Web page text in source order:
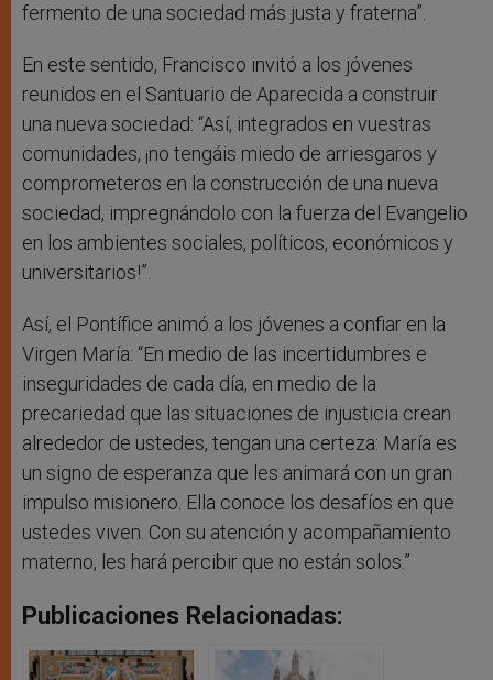
fermento de una sociedad más justa y fraterna”.
En este sentido, Francisco invitó a los jóvenes
reunidos en el Santuario de Aparecida a construir
una nueva sociedad: “Así, integrados en vuestras
comunidades, ¡no tengáis miedo de arriesgaros y
comprometeros en la construcción de una nueva
sociedad, impregnándolo con la fuerza del Evangelio
en los ambientes sociales, políticos, económicos y
universitarios!”.
Así, el Pontífice animó a los jóvenes a confiar en la
Virgen María: “En medio de las incertidumbres e
inseguridades de cada día, en medio de la
precariedad que las situaciones de injusticia crean
alrededor de ustedes, tengan una certeza: María es
un signo de esperanza que les animará con un gran
impulso misionero. Ella conoce los desafíos en que
ustedes viven. Con su atención y acompañamiento
materno, les hará percibir que no están solos.”
Publicaciones Relacionadas: